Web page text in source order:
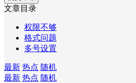
文章目录
权限不够
格式问题
多号设置
最新 热点 随机
最新 热点 随机